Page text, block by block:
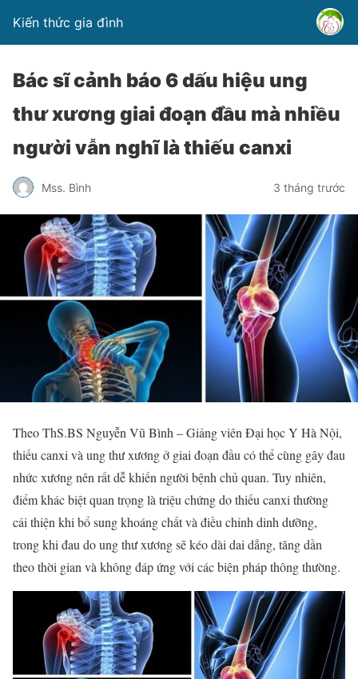
Kiến thức gia đình
Bác sĩ cảnh báo 6 dấu hiệu ung
thư xương giai đoạn đầu mà nhiều
người vẫn nghĩ là thiếu canxi
Mss. Bình 3 tháng trước
Theo ThS.BS Nguyễn Vũ Bình – Giảng viên Đại học Y Hà Nội,
thiếu canxi và ung thư xương ở giai đoạn đầu có thể cùng gây đau
nhức xương nên rất dễ khiến người bệnh chủ quan. Tuy nhiên,
điểm khác biệt quan trọng là triệu chứng do thiếu canxi thường
cải thiện khi bổ sung khoáng chất và điều chỉnh dinh dưỡng,
trong khi đau do ung thư xương sẽ kéo dài dai dẳng, tăng dần
theo thời gian và không đáp ứng với các biện pháp thông thường.